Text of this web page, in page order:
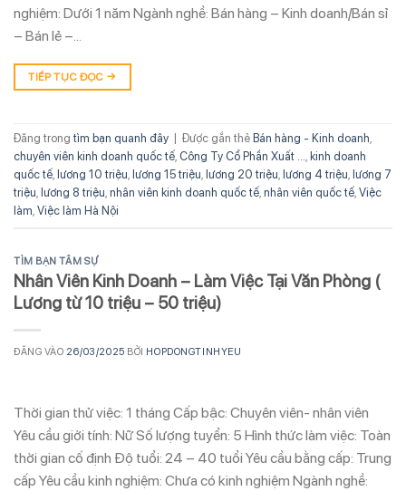
nghiệm: Dưới 1 năm Ngành nghề: Bán hàng – Kinh doanh/Bán sỉ
– Bán lẻ –…
TIẾP TỤC ĐỌC →
Đăng trong tìm bạn quanh đây Được gắn thẻ Bán hàng - Kinh doanh
chuyên viên kinh doanh quốc tế Công Ty Cổ Phần Xuất ...
kinh doanh
quốc tế lương 10 triệu lương 15 triệu lương 20 triệu lương 4 triệu lương 7
triệu lương 8 triệu nhân viên kinh doanh quốc tế nhân viên quốc tế Việc
làm Việc làm Hà Nội
TÌM BẠN TÂM SỰ
Nhân Viên Kinh Doanh – Làm Việc Tại Văn Phòng (
Lương từ 10 triệu – 50 triệu)
ĐĂNG VÀO 26/03/2025 BỞI HOPDONGTINHYEU
Thời gian thử việc: 1 tháng Cấp bậc: Chuyên viên- nhân viên
Yêu cầu giới tính: Nữ Số lượng tuyển: 5 Hình thức làm việc: Toàn
thời gian cố định Độ tuổi: 24 – 40 tuổi Yêu cầu bằng cấp: Trung
cấp Yêu cầu kinh nghiệm: Chưa có kinh nghiệm Ngành nghề: